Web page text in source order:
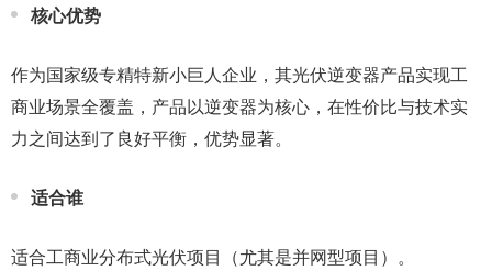
核心优势
作为国家级专精特新小巨人企业，其光伏逆变器产品实现工
商业场景全覆盖，产品以逆变器为核心，在性价比与技术实
力之间达到了良好平衡，优势显著。
适合谁
适合工商业分布式光伏项目（尤其是并网型项目）。